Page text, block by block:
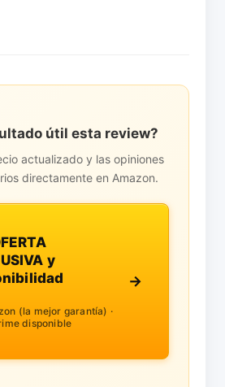
útil esta review?
actualizado y las opiniones
directamente en Amazon.
y
(la mejor garantía) ·
disponible
→